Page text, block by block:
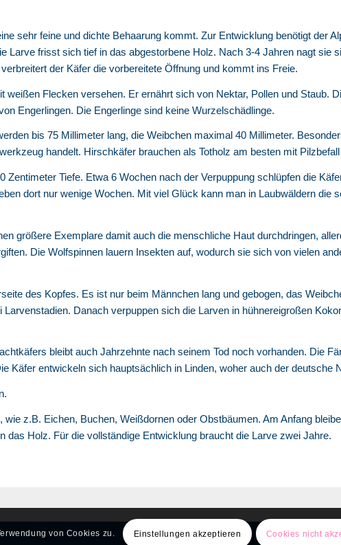
sehr feine und dichte Behaarung kommt. Zur Entwicklung benötigt der
frisst sich tief in das abgestorbene Holz. Nach 3-4 Jahren nagt sie
der Käfer die vorbereitete Öffnung und kommt ins Freie.
Flecken versehen. Er ernährt sich von Nektar, Pollen und Staub.
Engerlingen. Die Engerlinge sind keine Wurzelschädlinge.
bis 75 Millimeter lang, die Weibchen maximal 40 Millimeter.
handelt. Hirschkäfer brauchen als Totholz am besten mit
Tiefe. Etwa 6 Wochen nach der Verpuppung schlüpfen die
dort nur wenige Wochen. Mit viel Glück kann man in Laubwäldern die
größere Exemplare damit auch die menschliche Haut durchdringen,
Die Wolfspinnen lauern Insekten auf, wodurch sie sich von vielen
des Kopfes. Es ist nur beim Männchen lang und gebogen, das
Danach verpuppen sich die Larven in hühnereigroßen
bleibt auch Jahrzehnte nach seinem Tod noch vorhanden. Die
Käfer entwickeln sich hauptsächlich in Linden, woher auch der deutsche
z.B. Eichen, Buchen, Weißdornen oder Obstbäumen. Am Anfang
Holz. Für die vollständige Entwicklung braucht die Larve zwei Jahre.
von Cookies zu. Einstellungen akzeptieren Cookies nicht